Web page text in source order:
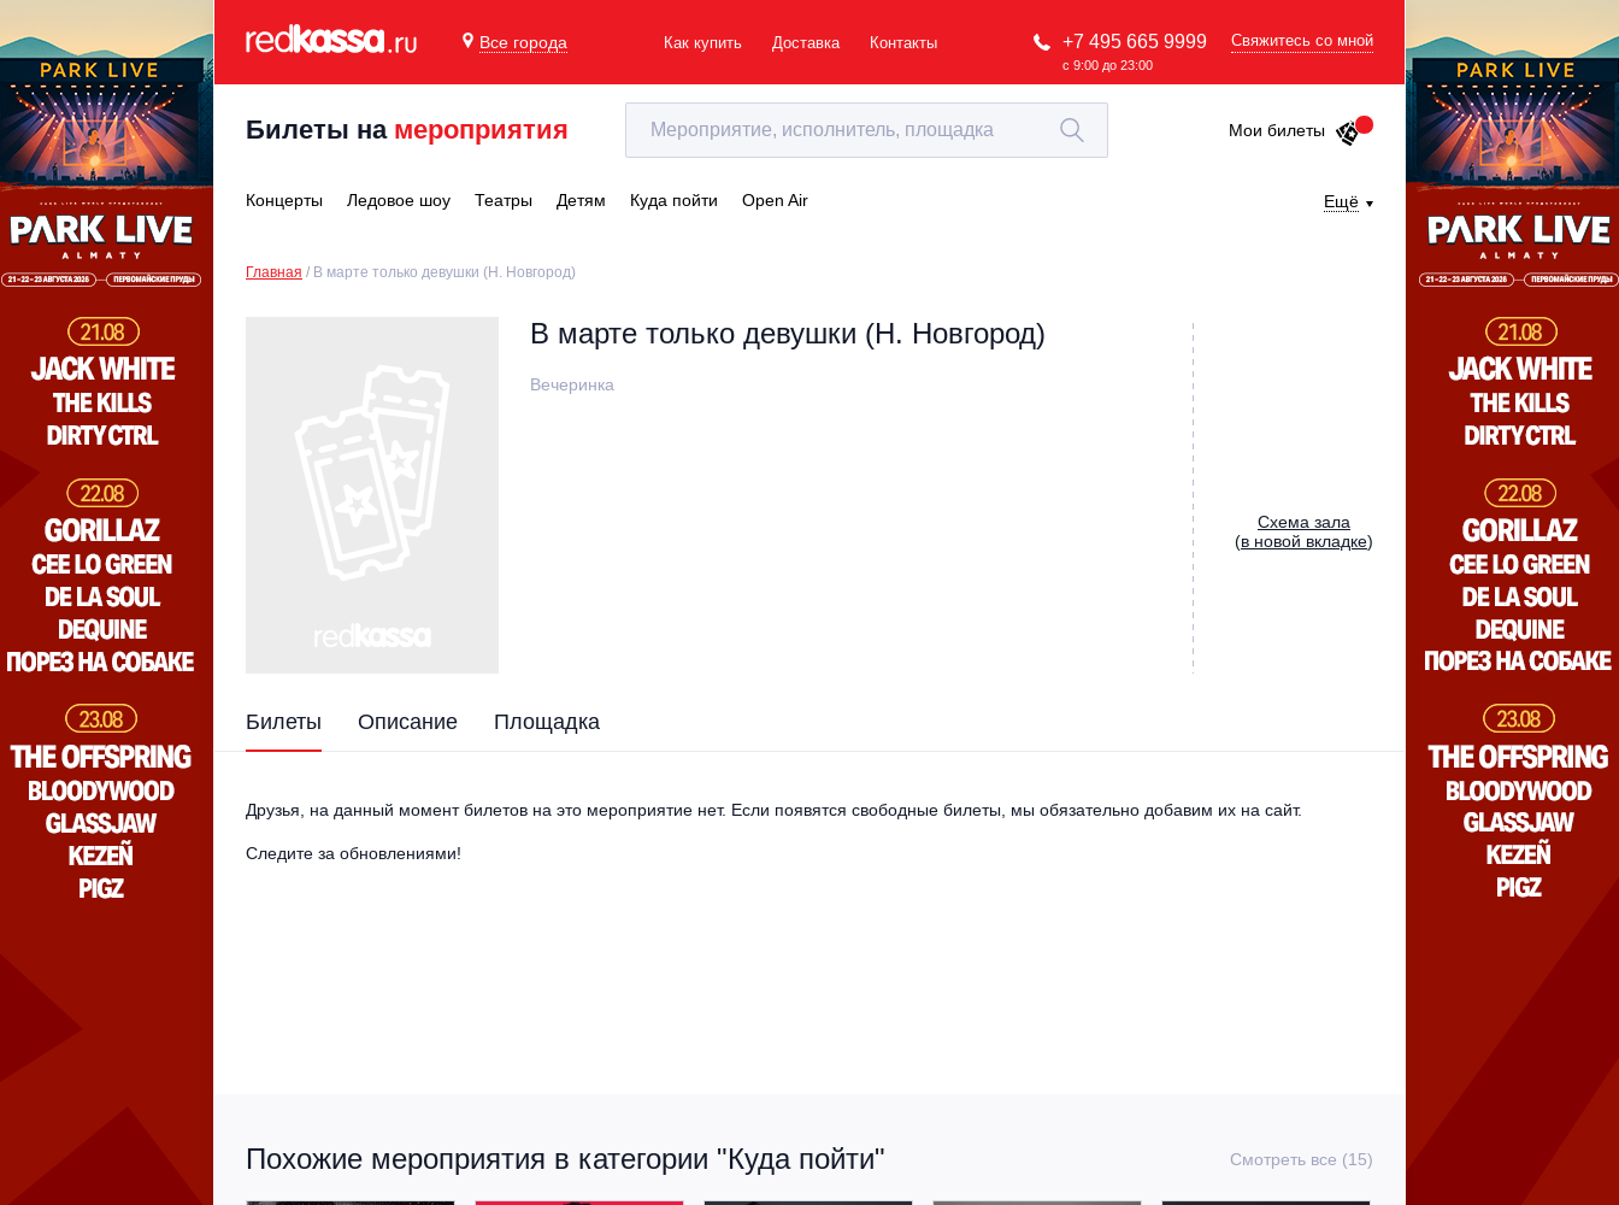
Все города Как купить Доставка Контакты +7 495 665 9999
с 9:00 до 23:00
Свяжитесь со мной
Билеты на мероприятия Мои билеты
Концерты Ледовое шоу Театры Детям Куда пойти Open Air Ещё
Главная В марте только девушки (Н. Новгород)
В марте только девушки (Н. Новгород)
Вечеринка
Cхема зала
(в новой вкладке)
Билеты Описание Площадка
Друзья, на данный момент билетов на это мероприятие нет. Если появятся свободные билеты, мы обязательно добавим их на сайт.
Следите за обновлениями!
Похожие мероприятия в категории "Куда пойти" Смотреть все (15)